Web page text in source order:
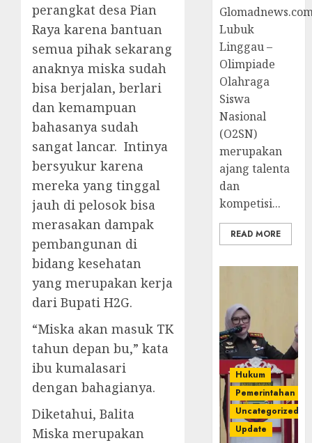
perangkat desa Pian
Raya karena bantuan
semua pihak sekarang
anaknya miska sudah
bisa berjalan, berlari
dan kemampuan
bahasanya sudah
sangat lancar. Intinya
bersyukur karena
mereka yang tinggal
jauh di pelosok bisa
merasakan dampak
pembangunan di
bidang kesehatan
yang merupakan kerja
dari Bupati H2G.
“Miska akan masuk TK
tahun depan bu,” kata
ibu kumalasari
dengan bahagianya.
Diketahui, Balita
Miska merupakan
Lubuk
Linggau –
Olimpiade
Olahraga
Siswa
Nasional
(O2SN)
merupakan
ajang talenta
dan
kompetisi...
READ MORE
Hukum
Pemerintahan
Uncategorized
Update